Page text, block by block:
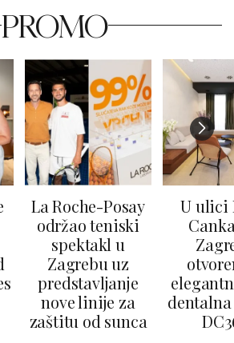
PROMO
La Roche-Posay
održao teniski
spektakl u
Zagrebu uz
predstavljanje
nove linije za
zaštitu od sunca
U ulici